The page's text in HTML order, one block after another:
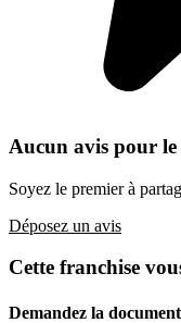
Aucun avis pour
Soyez le premier à
Déposez un avis
Cette franchise
Demandez la